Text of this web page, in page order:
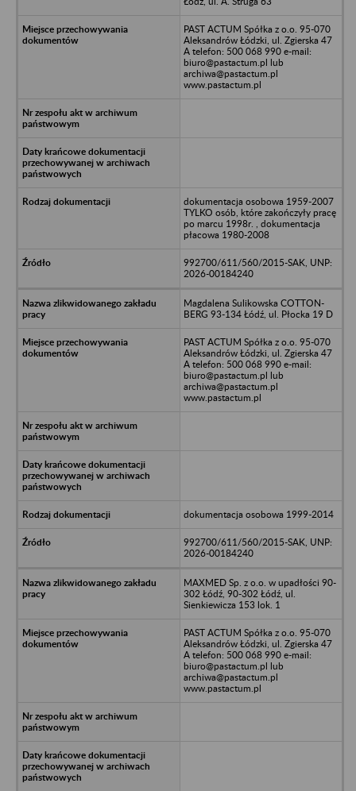
PAST ACTUM Spółka z o.o. 95-070
Aleksandrów Łódzki, ul. Zgierska 47
A telefon: 500 068 990 e-mail:
biuro@pastactum.pl lub
archiwa@pastactum.pl
www.pastactum.pl
dokumentacja osobowa 1959-2007
TYLKO osób, które zakończyły pracę
po marcu 1998r. , dokumentacja
płacowa 1980-2008
992700/611/560/2015-SAK, UNP:
2026-00184240
Magdalena Sulikowska COTTON-
BERG 93-134 Łódź, ul. Płocka 19 D
PAST ACTUM Spółka z o.o. 95-070
Aleksandrów Łódzki, ul. Zgierska 47
A telefon: 500 068 990 e-mail:
biuro@pastactum.pl lub
archiwa@pastactum.pl
www.pastactum.pl
dokumentacja osobowa 1999-2014
992700/611/560/2015-SAK, UNP:
2026-00184240
MAXMED Sp. z o.o. w upadłości 90-
302 Łódź, 90-302 Łódź, ul.
Sienkiewicza 153 lok. 1
PAST ACTUM Spółka z o.o. 95-070
Aleksandrów Łódzki, ul. Zgierska 47
A telefon: 500 068 990 e-mail:
biuro@pastactum.pl lub
archiwa@pastactum.pl
www.pastactum.pl